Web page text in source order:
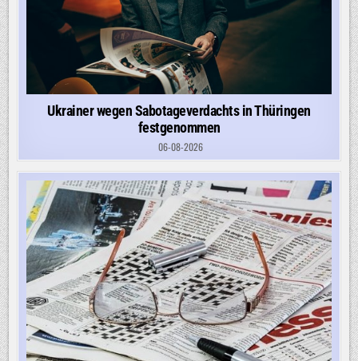
Ukrainer wegen Sabotageverdachts in Thüringen
festgenommen
06-08-2026